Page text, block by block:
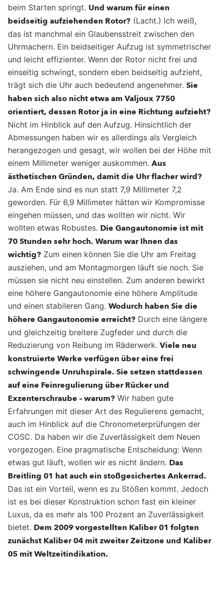
beim Starten springt. Und warum für einen
beidseitig aufziehenden Rotor? (Lacht.) Ich weiß,
das ist manchmal ein Glaubensstreit zwischen den
Uhrmachern. Ein beidseitiger Aufzug ist symmetrischer
und leicht effizienter. Wenn der Rotor nicht frei und
einseitig schwingt, sondern eben beidseitig aufzieht,
trägt sich die Uhr auch bedeutend angenehmer. Sie
haben sich also nicht etwa am Valjoux 7750
orientiert, dessen Rotor ja in eine Richtung aufzieht?
Nicht im Hinblick auf den Aufzug. Hinsichtlich der
Abmessungen haben wir es allerdings als Vergleich
herangezogen und gesagt, wir wollen bei der Höhe mit
einem Millimeter weniger auskommen. Aus
ästhetischen Gründen, damit die Uhr flacher wird?
Ja. Am Ende sind es nun statt 7,9 Millimeter 7,2
geworden. Für 6,9 Millimeter hätten wir Kompromisse
eingehen müssen, und das wollten wir nicht. Wir
wollten etwas Robustes. Die Gangautonomie ist mit
70 Stunden sehr hoch. Warum war Ihnen das
wichtig? Zum einen können Sie die Uhr am Freitag
ausziehen, und am Montagmorgen läuft sie noch. Sie
müssen sie nicht neu einstellen. Zum anderen bewirkt
eine höhere Gangautonomie eine höhere Amplitude
und einen stabileren Gang. Wodurch haben Sie die
höhere Gangautonomie erreicht? Durch eine längere
und gleichzeitig breitere Zugfeder und durch die
Reduzierung von Reibung im Räderwerk. Viele neu
konstruierte Werke verfügen über eine frei
schwingende Unruhspirale. Sie setzen stattdessen
auf eine Feinregulierung über Rücker und
Exzenterschraube – warum? Wir haben gute
Erfahrungen mit dieser Art des Regulierens gemacht,
auch im Hinblick auf die Chronometerprüfungen der
COSC. Da haben wir die Zuverlässigkeit dem Neuen
vorgezogen. Eine pragmatische Entscheidung: Wenn
etwas gut läuft, wollen wir es nicht ändern. Das
Breitling 01 hat auch ein stoßgesichertes Ankerrad.
Das ist ein Vorteil, wenn es zu Stößen kommt. Jedoch
ist es bei dieser Konstruktion schon fast ein kleiner
Luxus, da es mehr als 100 Prozent an Zuverlässigkeit
bietet. Dem 2009 vorgestellten Kaliber 01 folgten
zunächst Kaliber 04 mit zweiter Zeitzone und Kaliber
05 mit Weltzeitindikation.